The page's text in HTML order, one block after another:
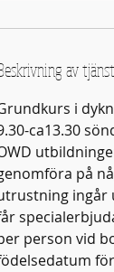
av
i
ca13.30
på
ingår
person vid